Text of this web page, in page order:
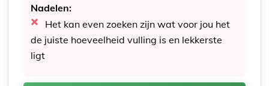
Nadelen:
Het kan even zoeken zijn wat voor jou het
de juiste hoeveelheid vulling is en lekkerste
ligt